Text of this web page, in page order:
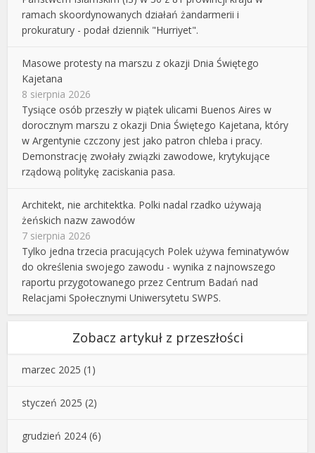
ramach skoordynowanych działań żandarmerii i
prokuratury - podał dziennik "Hurriyet".
Masowe protesty na marszu z okazji Dnia Świętego
Kajetana
8 sierpnia 2026
Tysiące osób przeszły w piątek ulicami Buenos Aires w
dorocznym marszu z okazji Dnia Świętego Kajetana, który
w Argentynie czczony jest jako patron chleba i pracy.
Demonstrację zwołały związki zawodowe, krytykujące
rządową politykę zaciskania pasa.
Architekt, nie architektka. Polki nadal rzadko używają
żeńskich nazw zawodów
7 sierpnia 2026
Tylko jedna trzecia pracujących Polek używa feminatywów
do określenia swojego zawodu - wynika z najnowszego
raportu przygotowanego przez Centrum Badań nad
Relacjami Społecznymi Uniwersytetu SWPS.
Zobacz artykuł z przeszłości
marzec 2025 (1)
styczeń 2025 (2)
grudzień 2024 (6)